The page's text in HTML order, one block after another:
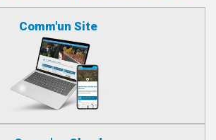
Comm'un Site